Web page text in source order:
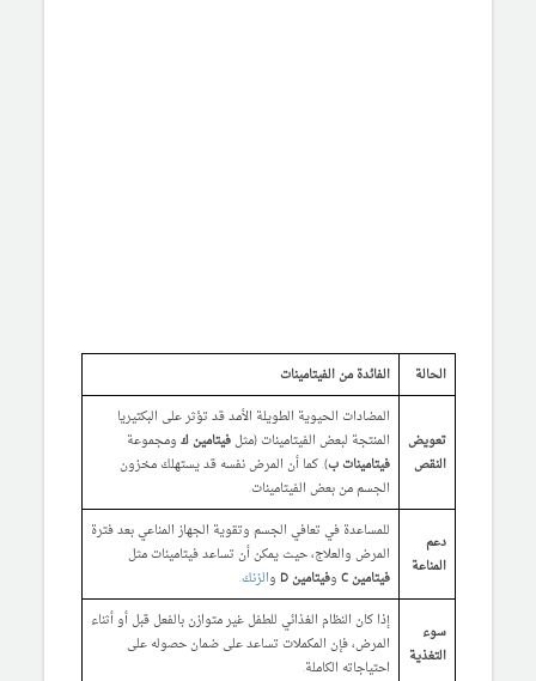
الحالة الفائدة من الفيتامينات
تعويض
النقص
المضادات الحيوية الطويلة الأمد قد تؤثر على البكتيريا
المنتجة لبعض الفيتامينات (مثلفيتامين ك ومجموعة
فيتامينات ب). كما أن المرض نفسه قد يستهلك مخزون
الجسم من بعض الفيتامينات.
دعم
المناعة
للمساعدة في تعافي الجسم وتقوية الجهاز المناعي بعد فترة
المرض والعلاج، حيث يمكن أن تساعد فيتامينات مثل
فيتامين C وفيتامين D والزنك.
سوء
التغذية
إذا كان النظام الغذائي للطفل غير متوازن بالفعل قبل أو أثناء
المرض، فإن المكملات تساعد على ضمان حصوله على
احتياجاته الكاملة.